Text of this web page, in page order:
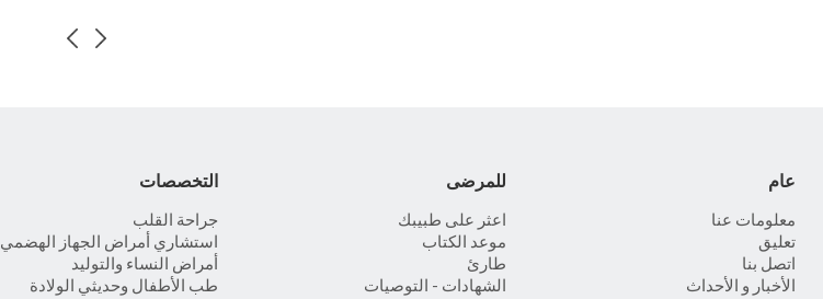
عام
معلومات عنا
تعليق
اتصل بنا
الأخبار و الأحداث
للمرضى
اعثر على طبيبك
موعد الكتاب
طارئ
الشهادات - التوصيات
التخصصات
جراحة القلب
استشاري أمراض الجهاز الهضمي
أمراض النساء والتوليد
طب الأطفال وحديثي الولادة